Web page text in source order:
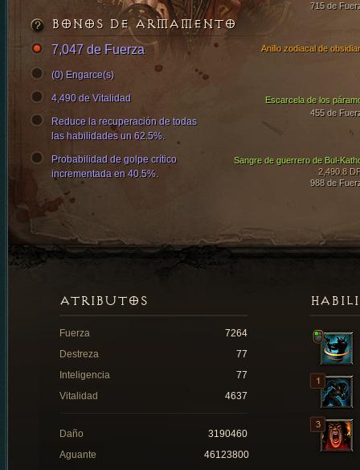
715 de
Escarcela de los
455 de
Sangre de guerrero de Bul-
2,490.8
988 de
Anillo zodiacal de
BONOS DE ARMAMENTO
7,047 de Fuerza
(0) Engarce(s)
4,490 de Vitalidad
Reduce la recuperación de todas
las habilidades un 62.5%.
Probabilidad de golpe crítico
incrementada en 40.5%.
ATRIBUTOS
Fuerza
7264
Destreza
77
Inteligencia
77
Vitalidad
4637
Daño
3190460
Aguante
46123800